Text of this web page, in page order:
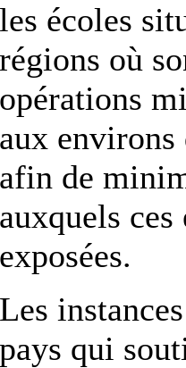
les écoles
régions où
opérations
aux
afin de
auxquels ces
exposées.
Les
pays qui